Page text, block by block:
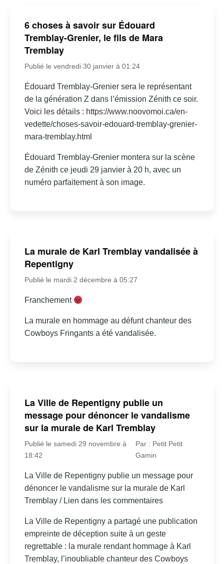
6 choses à savoir sur Édouard
Tremblay-Grenier, le fils de Mara
Tremblay
Publié le vendredi 30 janvier à 01:24
Édouard Tremblay-Grenier sera le représentant
de la génération Z dans l’émission Zénith ce soir.
Voici les détails : https://www.noovomoi.ca/en-
vedette/choses-savoir-edouard-tremblay-grenier-
mara-tremblay.html
Édouard Tremblay-Grenier montera sur la scène
de Zénith ce jeudi 29 janvier à 20 h, avec un
numéro parfaitement à son image.
La murale de Karl Tremblay vandalisée à
Repentigny
Publié le mardi 2 décembre à 05:27
Franchement
La murale en hommage au défunt chanteur des
Cowboys Fringants a été vandalisée.
La Ville de Repentigny publie un
message pour dénoncer le vandalisme
sur la murale de Karl Tremblay
Publié le samedi 29 novembre à
18:42
Par : Petit Petit
Gamin
La Ville de Repentigny publie un message pour
dénoncer le vandalisme sur la murale de Karl
Tremblay / Lien dans les commentaires
La Ville de Repentigny a partagé une publication
empreinte de déception suite à un geste
regrettable : la murale rendant hommage à Karl
Tremblay, l’inoubliable chanteur des Cowboys